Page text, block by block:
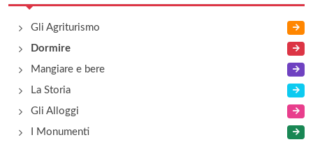
Gli Agriturismo
Dormire
Mangiare e bere
La Storia
Gli Alloggi
I Monumenti